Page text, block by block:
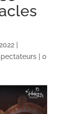
|
| 0